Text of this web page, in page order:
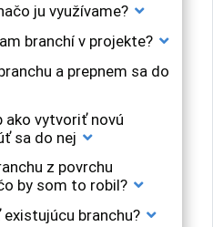
ju využívame?
branchí v projekte?
a prepnem sa do
ako vytvoriť novú
sa do nej
z povrchu
by som to robil?
branchu?